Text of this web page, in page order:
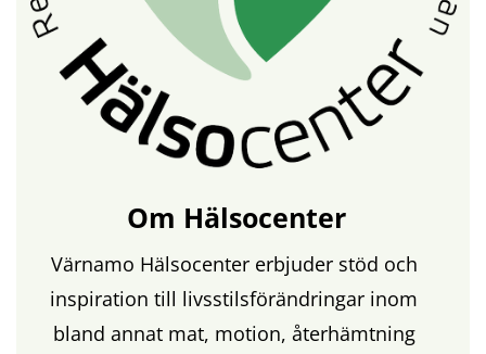
Om Hälsocenter
Värnamo Hälsocenter erbjuder stöd och
inspiration till livsstilsförändringar inom
bland annat mat, motion, återhämtning